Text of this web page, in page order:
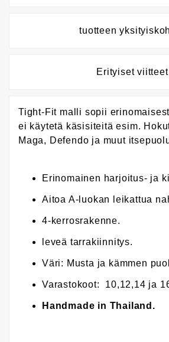
tuotteen
Erityiset viitteet
Tight-Fit malli sopii
ei käytetä käsisiteitä esim.
Maga, Defendo ja muut
Erinomainen harjoitus- ja
Aitoa A-luokan leikattua
4-kerrosrakenne.
leveä tarrakiinnitys.
Väri: Musta ja kämmen
Varastokoot: 10,12,14 ja
Handmade in Thailand.